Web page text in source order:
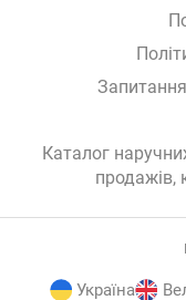
Каталог
продажів,
Україна